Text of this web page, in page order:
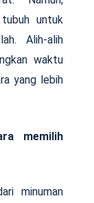
untuk
Alih-alih
waktu
yang lebih
memilih
minuman